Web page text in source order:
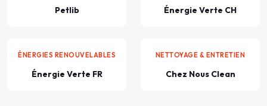
Petlib Énergie Verte CH
ÉNERGIES RENOUVELABLES
Énergie Verte FR
NETTOYAGE & ENTRETIEN
Chez Nous Clean